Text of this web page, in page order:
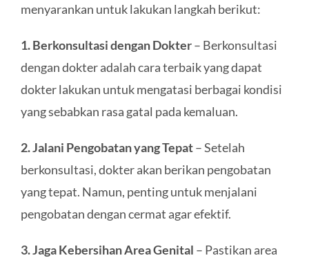
menyarankan untuk lakukan langkah berikut:
1. Berkonsultasi dengan Dokter– Berkonsultasi
dengan dokter adalah cara terbaik yang dapat
dokter lakukan untuk mengatasi berbagai kondisi
yang sebabkan rasa gatal pada kemaluan.
2. Jalani Pengobatan yang Tepat– Setelah
berkonsultasi, dokter akan berikan pengobatan
yang tepat. Namun, penting untuk menjalani
pengobatan dengan cermat agar efektif.
3. Jaga Kebersihan Area Genital – Pastikan area